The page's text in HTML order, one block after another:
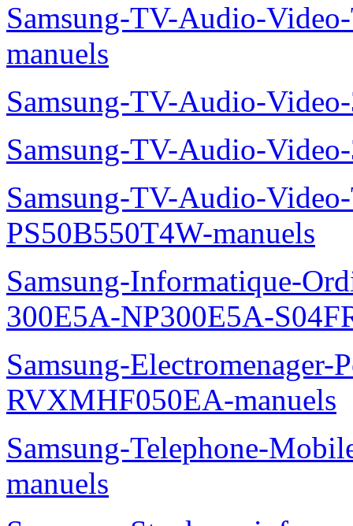
Samsung-TV-Audio-
manuels
Samsung-TV-Audio-
Samsung-TV-Audio-
Samsung-TV-Audio-
PS50B550T4W-manuels
Samsung-Informatique-
300E5A-NP300E5A-
Samsung-
RVXMHF050EA-manuels
Samsung-Telephone-
manuels